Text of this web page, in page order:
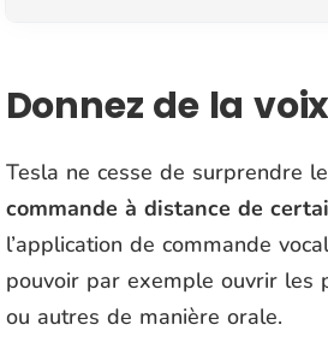
Donnez de la
Tesla ne cesse de surprendre
commande à distance de
l’application de commande
pouvoir par exemple ouvrir les
ou autres de manière orale.